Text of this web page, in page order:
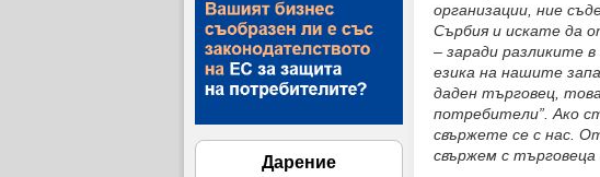
Дарение
организации, ние
Сърбия и искате да
– заради разликите
езика на нашите
даден търговец,
потребители”. Ако
свържете се с нас.
свържем с търговеца